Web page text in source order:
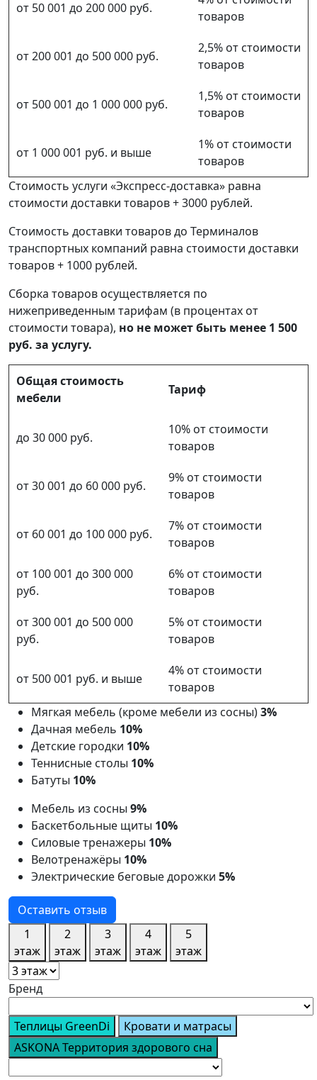
от 50 001 до 200 000 руб.
товаров
от 200 001 до 500 000 руб.
2,5% от стоимости
товаров
от 500 001 до 1 000 000 руб.
1,5% от стоимости
товаров
от 1 000 001 руб. и выше
1% от стоимости
товаров
Стоимость услуги «Экспресс-доставка» равна
стоимости доставки товаров + 3000 рублей.
Стоимость доставки товаров до Терминалов
транспортных компаний равна стоимости доставки
товаров + 1000 рублей.
Сборка товаров осуществляется по
нижеприведенным тарифам (в процентах от
стоимости товара), но не может быть менее 1 500
руб. за услугу.
Общая стоимость
мебели
Тариф
до 30 000 руб.
10% от стоимости
товаров
от 30 001 до 60 000 руб.
9% от стоимости
товаров
от 60 001 до 100 000 руб.
7% от стоимости
товаров
от 100 001 до 300 000
руб.
6% от стоимости
товаров
от 300 001 до 500 000
руб.
5% от стоимости
товаров
от 500 001 руб. и выше
4% от стоимости
товаров
Мягкая мебель (кроме мебели из сосны)3%
Дачная мебель 10%
Детские городки 10%
Теннисные столы 10%
Батуты 10%
Мебель из сосны 9%
Баскетбольные щиты 10%
Силовые тренажеры 10%
Велотренажёры 10%
Электрические беговые дорожки 5%
Оставить отзыв
1
этаж
2
этаж
3
этаж
4
этаж
5
этаж
Бренд
Теплицы GreenDi
Кровати и матрасы
ASKONA Территория здорового сна